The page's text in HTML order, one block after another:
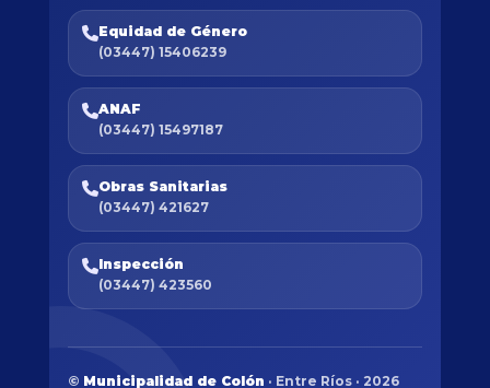
Equidad de Género
(03447) 15406239
ANAF
(03447) 15497187
Obras Sanitarias
(03447) 421627
Inspección
(03447) 423560
© Municipalidad de Colón · Entre Ríos · 2026